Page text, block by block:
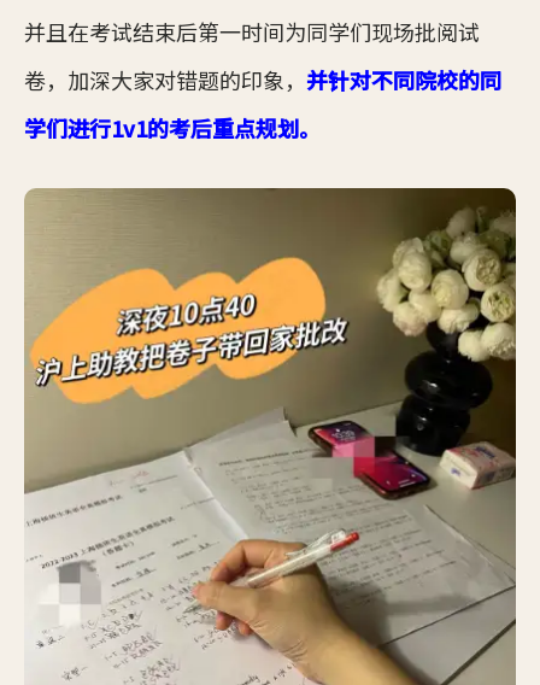
并且在考试结束后第一时间为同学们现场批阅试
卷，加深大家对错题的印象， 并针对不同院校的同
学们进行1v1的考后重点规划。